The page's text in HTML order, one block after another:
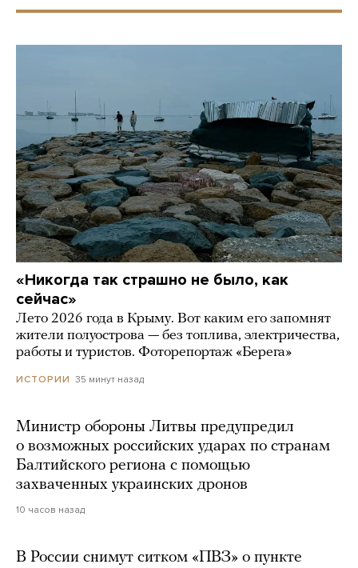
«Никогда так страшно не было, как
сейчас»
Лето 2026 года в Крыму. Вот каким его запомнят
жители полуострова — без топлива, электричества,
работы и туристов. Фоторепортаж «Берега»
ИСТОРИИ 35 минут назад
Министр обороны Литвы предупредил
о возможных российских ударах по странам
Балтийского региона с помощью
захваченных украинских дронов
10 часов назад
В России снимут ситком «ПВЗ» о пункте